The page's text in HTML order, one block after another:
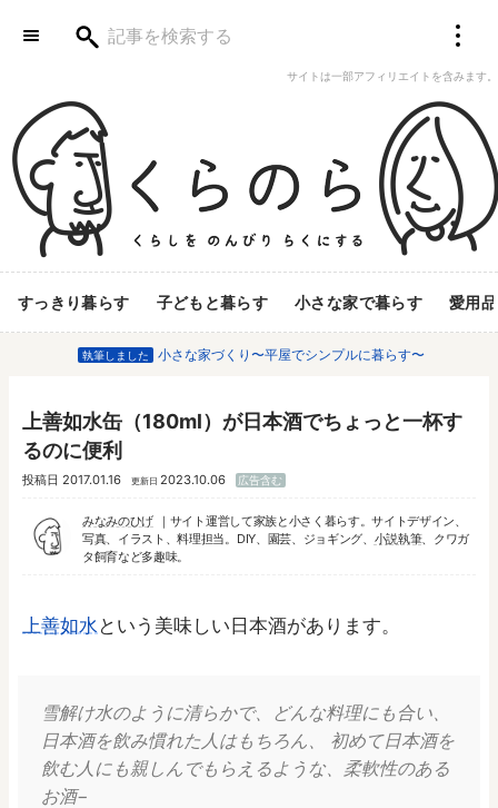
サイトは一部アフィリエイトを含みます。
すっきり暮らす 子どもと暮らす 小さな家で暮らす 愛用品
執筆しました 小さな家づくり〜平屋でシンプルに暮らす〜
上善如水缶（180ml）が日本酒でちょっと一杯す
るのに便利
投稿日 2017.01.16 更新日 2023.10.06 広告含む
みなみのひげ
サイト運営して家族と小さく暮らす。サイトデザイン、
写真、イラスト、料理担当。DIY、園芸、ジョギング、 小説執筆、クワガ
タ飼育など多趣味。
上善如水 という美味しい日本酒があります。
雪解け水のように清らかで、どんな料理にも合い、
日本酒を飲み慣れた人はもちろん、 初めて日本酒を
飲む人にも親しんでもらえるような、柔軟性のある
お酒−